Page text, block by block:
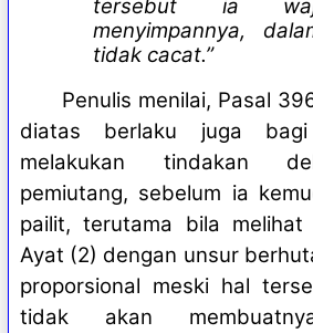
tersebut ia
menyimpannya,
tidak cacat.”
Penulis menilai, Pasal
diatas berlaku juga
melakukan tindakan
pemiutang, sebelum ia
pailit, terutama bila melihat
Ayat (2) dengan unsur
proporsional meski hal
tidak akan